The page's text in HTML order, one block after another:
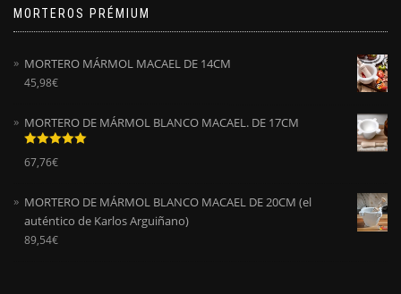
MORTEROS PRÉMIUM
MORTERO MÁRMOL MACAEL DE 14CM
45,98€
MORTERO DE MÁRMOL BLANCO MACAEL. DE 17CM
Valorado
con5.00
67,76€
MORTERO DE MÁRMOL BLANCO MACAEL DE 20CM (el
auténtico de Karlos Arguiñano)
89,54€